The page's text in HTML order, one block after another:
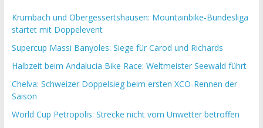
Krumbach und Obergessertshausen: Mountainbike-Bundesliga
startet mit Doppelevent
Supercup Massi Banyoles: Siege für Carod und Richards
Halbzeit beim Andalucia Bike Race: Weltmeister Seewald führt
Chelva: Schweizer Doppelsieg beim ersten XCO-Rennen der
Saison
World Cup Petropolis: Strecke nicht vom Unwetter betroffen